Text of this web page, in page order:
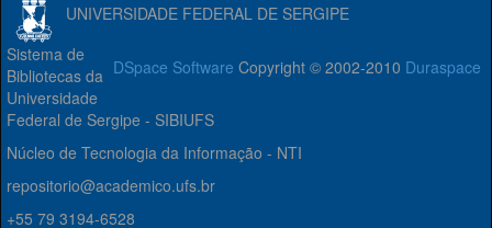
UNIVERSIDADE FEDERAL DE SERGIPE
DSpace Software Copyright © 2002-2010 Duraspace
Sistema de
Bibliotecas da
Universidade
Federal de Sergipe - SIBIUFS
Núcleo de Tecnologia da Informação - NTI
repositorio@academico.ufs.br
+55 79 3194-6528